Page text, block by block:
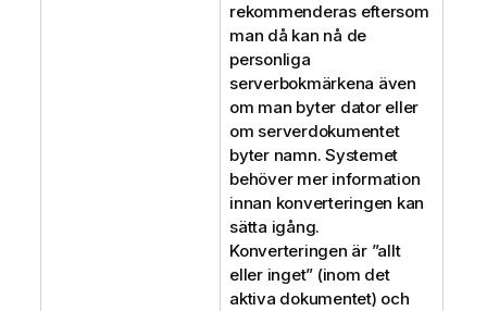
o
r
m
a
t
i
o
n
rekommenderas eftersom
man då kan nå de
personliga
serverbokmärkena även
om man byter dator eller
om serverdokumentet
byter namn. Systemet
behöver mer information
innan konverteringen kan
sätta igång.
Konverteringen är ”allt
eller inget” (inom det
aktiva dokumentet) och